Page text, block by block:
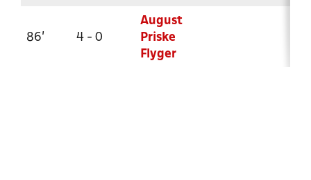
86' 4 - 0
August
Priske
Flyger